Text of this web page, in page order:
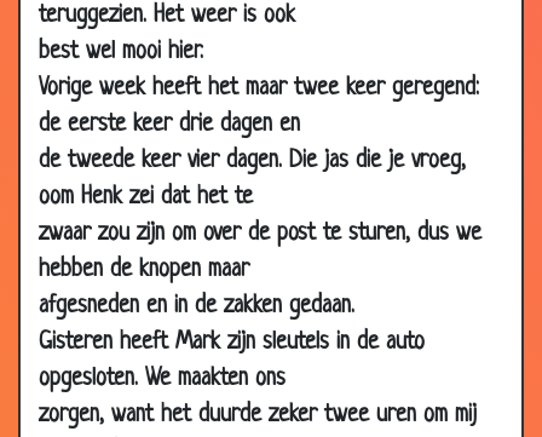
teruggezien. Het weer is ook
best wel mooi hier.
Vorige week heeft het maar twee keer geregend:
de eerste keer drie dagen en
de tweede keer vier dagen. Die jas die je vroeg,
oom Henk zei dat het te
zwaar zou zijn om over de post te sturen, dus we
hebben de knopen maar
afgesneden en in de zakken gedaan.
Gisteren heeft Mark zijn sleutels in de auto
opgesloten. We maakten ons
zorgen, want het duurde zeker twee uren om mij
31 Jan
2003
31 Jan
2003
Bus 3.19
31 Jan
2003
De Nederlandse man 3.17
30 Jan
2003
3 keer lachen om een mop 3.12
28 Jan
2003
Het beloofde land
14 Jan
2003
Belg/uitgaan